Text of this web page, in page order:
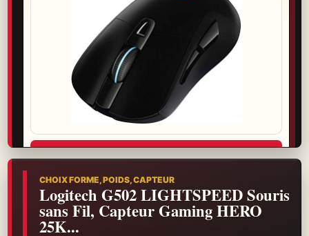
CHOIX FORME, POIDS, CAPTEUR
Logitech G502 LIGHTSPEED Souris
sans Fil, Capteur Gaming HERO
25K...